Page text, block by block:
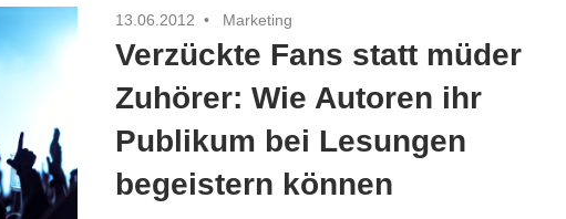
13.06.2012 Marketing
Verzückte Fans statt müder
Zuhörer: Wie Autoren ihr
Publikum bei Lesungen
begeistern können